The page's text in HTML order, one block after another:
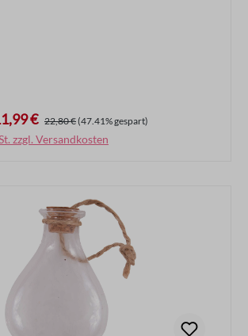
€ Regulärer Preis:
22,80 €(47.41% gespart)
zzgl. Versandkosten
In den Warenkorb